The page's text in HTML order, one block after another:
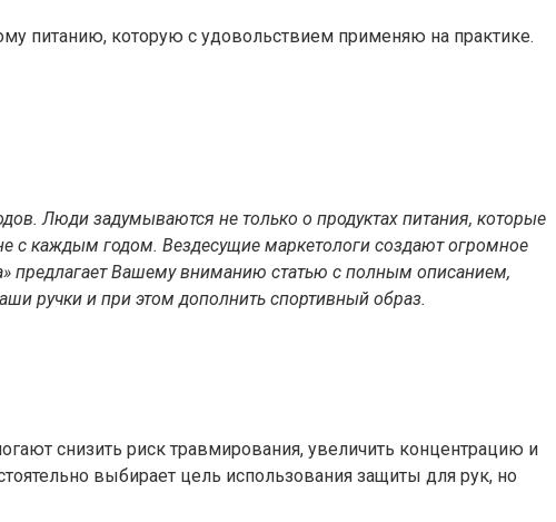
питанию, которую с удовольствием применяю на практике.
Люди задумываются не только о продуктах питания, которые
с каждым годом. Вездесущие маркетологи создают огромное
предлагает Вашему вниманию статью с полным описанием,
ручки и при этом дополнить спортивный образ.
снизить риск травмирования, увеличить концентрацию и
выбирает цель использования защиты для рук, но